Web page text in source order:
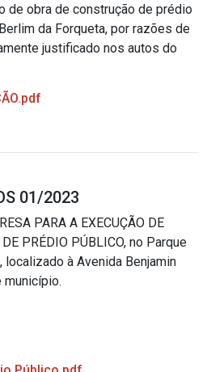
de obra de construção de prédio
da Forqueta, por razões de
justificado nos autos do
01/2023
PARA A EXECUÇÃO DE
PRÉDIO PÚBLICO, no Parque
localizado à Avenida Benjamin
município.